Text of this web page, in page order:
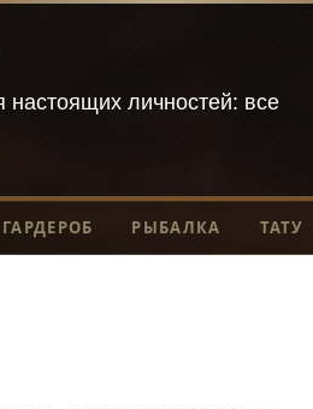
личностей: все
ГАРДЕРОБ РЫБАЛКА ТАТУ